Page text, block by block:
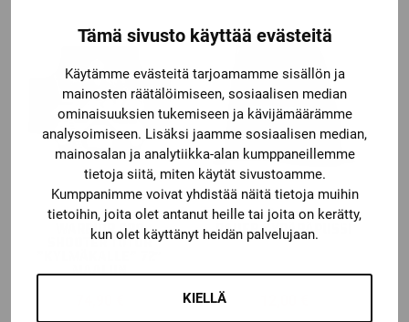
Tämä sivusto käyttää evästeitä
Käytämme evästeitä tarjoamamme sisällön ja
mainosten räätälöimiseen, sosiaalisen median
ominaisuuksien tukemiseen ja kävijämäärämme
analysoimiseen. Lisäksi jaamme sosiaalisen median,
mainosalan ja analytiikka-alan kumppaneillemme
tietoja siitä, miten käytät sivustoamme.
Kumppanimme voivat yhdistää näitä tietoja muihin
tietoihin, joita olet antanut heille tai joita on kerätty,
kun olet käyttänyt heidän palvelujaan.
KIELLÄ
Warrior
WARRIOR PRO
SHOOTER TUTOR
MAALIIN
Bauer
BAUER KYPÄRÄPUSSI